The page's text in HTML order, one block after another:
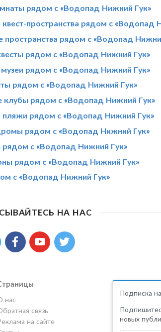
рядом с «Водопад Нижний Гук»
квест-пространства рядом с «Водопад
пространства рядом с «Водопад
рядом с «Водопад Нижний Гук»
музеи рядом с «Водопад Нижний Гук»
рядом с «Водопад Нижний Гук»
клубы рядом с «Водопад Нижний Гук»
пляжи рядом с «Водопад Нижний Гук»
рядом с «Водопад Нижний Гук»
рядом с «Водопад Нижний Гук»
рядом с «Водопад Нижний Гук»
с «Водопад Нижний Гук»
НА НАС
нас
связь
на сайте
Подписка
новых